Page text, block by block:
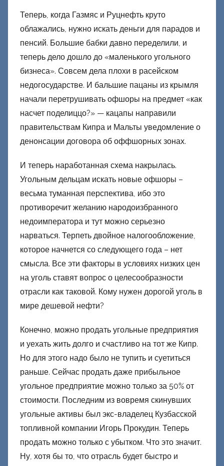
Теперь, когда Газмяс и Руцнефть круто
облажались, нужно искать деньги для парадов и
пенсий. Большие бабки давно переделили, и
теперь дело дошло до «маленького угольного
бизнеса». Совсем дела плохи в расейском
недогосударстве. И бальшие пацаны из крымля
начали перетрушивать офшоры на предмет «как
насчет поделиццо?» — кацапы направили
правительствам Кипра и Мальты уведомление о
денонсации договора об оффшорных зонах.
И теперь наработанная схема накрылась.
Угольным дельцам искать новые офшоры –
весьма туманная перспектива, ибо это
противоречит желанию народоизбранного
недоимператора и тут можно серьезно
нарваться. Терпеть двойное налогообложение,
которое начнется со следующего года – нет
смысла. Все эти факторы в условиях низких цен
на уголь ставят вопрос о целесообразности
отрасли как таковой. Кому нужен дорогой уголь в
мире дешевой нефти?
Конечно, можно продать угольные предприятия
и уехать жить долго и счастливо на тот же Кипр.
Но для этого надо было не тупить и суетиться
раньше. Сейчас продать даже прибыльное
угольное предприятие можно только за 50% от
стоимости. Последним из вовремя скинувших
угольные активы был экс-владелец Кузбасской
топливной компании Игорь Прокудин. Теперь
продать можно только с убытком. Что это значит.
Ну, хотя бы то, что отрасль будет быстро и